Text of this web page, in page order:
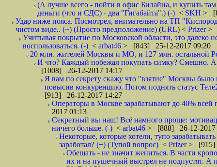
(А лучше всего - пойти в офис Билайна, и купить
деньги (что и СДС) - два "Гигабайта".) (-) < SKH >
Удар ниже пояса. Посмотрел, внимательно на ТП
чистом виде.. (+) (Просто предположение) (URL) < Prizer>
Учитывая покрытие по Московской области, это далеко
воспользоваться. (-) < arbat46 > [843] 25-12-2017 09:20
20 млн. жителей Москвы и МО, и 127 млн. остальной
И что? Каждый побежал покупать симку? Смешно. А
[1008] 26-12-2017 14:17
Я вам по секрету скажу что "взятие" Москвы
повысив конкуренцию. Потом поднять статус
[913] 26-12-2017 14:27
Операторы в Москве зарабатывают до 40% всей
2017 01:13
Секретный вы наш! Всё намного проще:
ничего больше. (-) < arbat46 > [888] 26-12-2017
Некоторые, которые хотели, тупо
заработал? (+) (Тупой вопрос) < Prizer> [915]
Обещать - не значит жениться. В части
их и на пушечный выстрел не подпустят. А